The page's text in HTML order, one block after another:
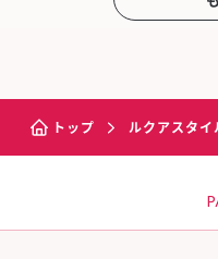
トップ ルクアスタイ